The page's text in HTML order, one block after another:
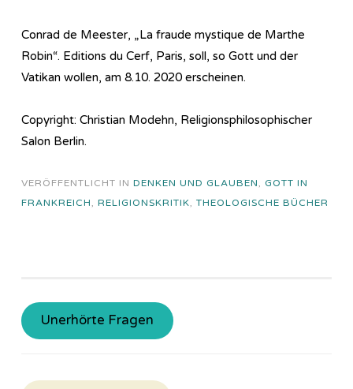
Conrad de Meester, „La fraude mystique de Marthe
Robin“. Editions du Cerf, Paris, soll, so Gott und der
Vatikan wollen, am 8.10. 2020 erscheinen.
Copyright: Christian Modehn, Religionsphilosophischer
Salon Berlin.
VERÖFFENTLICHT IN DENKEN UND GLAUBEN, GOTT IN
FRANKREICH, RELIGIONSKRITIK, THEOLOGISCHE BÜCHER
Unerhörte Fragen